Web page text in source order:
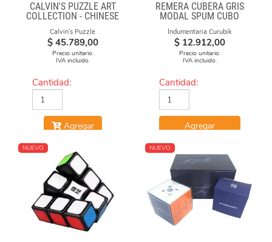
CALVIN'S PUZZLE ART
COLLECTION - CHINESE
OPERA FACE-OFF CUBE
(BLACK & WHITE MASKS)
Calvin's Puzzle
$ 45.789,00
Precio unitario.
IVA incluido.
Cantidad:
Agregar
REMERA CUBERA GRIS
MODAL SPUM CUBO
Indumentaria Curubik
$ 12.912,00
Precio unitario.
IVA incluido.
Cantidad:
Agregar
NUEVO NUEVO